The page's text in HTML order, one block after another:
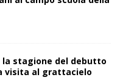
la stagione del debutto
visita al grattacielo